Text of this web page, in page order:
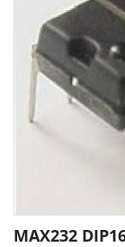
MAX232